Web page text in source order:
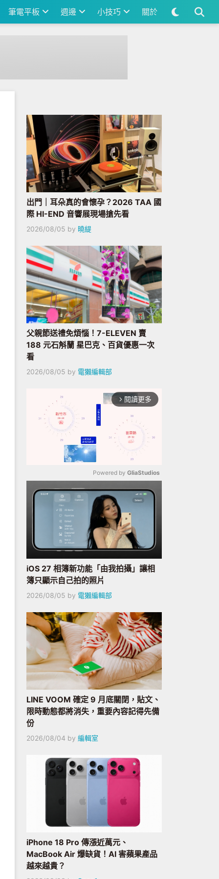
筆電平板 週邊 小技巧 關於
出門｜耳朵真的會懷孕？2026 TAA 國
際 HI-END 音響展現場搶先看
2026/08/05 by 曉緹
父親節送禮免煩惱！7-ELEVEN 賣
188 元石斛蘭 星巴克、百貨優惠一次
看
2026/08/05 by 電獺編輯部
arrow_forward_ios 閱讀更多
Mute
Powered by GliaStudios
iOS 27 相簿新功能「由我拍攝」讓相
簿只顯示自己拍的照片
2026/08/05 by 電獺編輯部
LINE VOOM 確定 9 月底關閉，貼文、
限時動態都將消失，重要內容記得先備
份
2026/08/04 by 編輯室
iPhone 18 Pro 傳漲近萬元、
MacBook Air 爆缺貨！AI 害蘋果產品
越來越貴？